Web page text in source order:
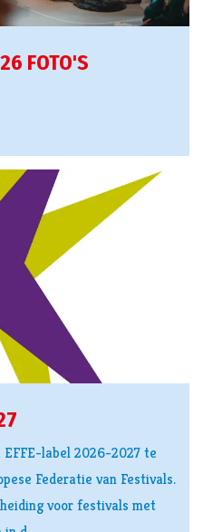
FOTO'S
label 2026-2027 te
Federatie van Festivals.
voor festivals met